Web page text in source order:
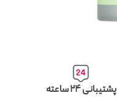
پشتیبانی ۲۴ ساعته